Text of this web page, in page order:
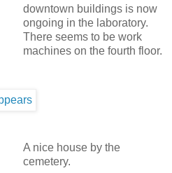
downtown buildings is now
ongoing in the laboratory.
There seems to be work
machines on the fourth floor.
A nice house by the
cemetery.